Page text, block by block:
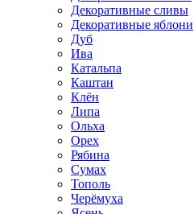
Декоративные сливы
Декоративные яблони
Дуб
Ива
Катальпа
Каштан
Клён
Липа
Ольха
Орех
Рябина
Сумах
Тополь
Черёмуха